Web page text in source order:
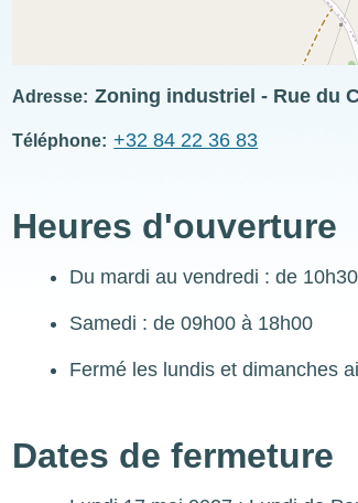
Adresse Zoning industriel - Rue du
Téléphone +32 84 22 36 83
Heures d'ouverture
Du mardi au vendredi :de
Samedi :de 09h00 à 18h00
Fermé les lundis et dimanches
Dates de fermeture